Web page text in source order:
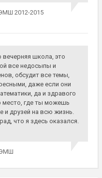
2012-2015
школа, это
все недосыпы и
обсудит все темы,
даже если они
да и здравого
где ты можешь
и друзей на всю жизнь.
что я здесь оказался.
ЭМШ